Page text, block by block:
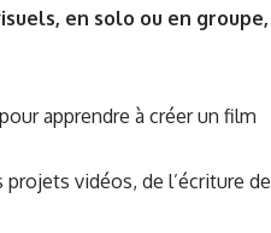
en solo ou en groupe,
apprendre à créer un film
vidéos, de l’écriture de